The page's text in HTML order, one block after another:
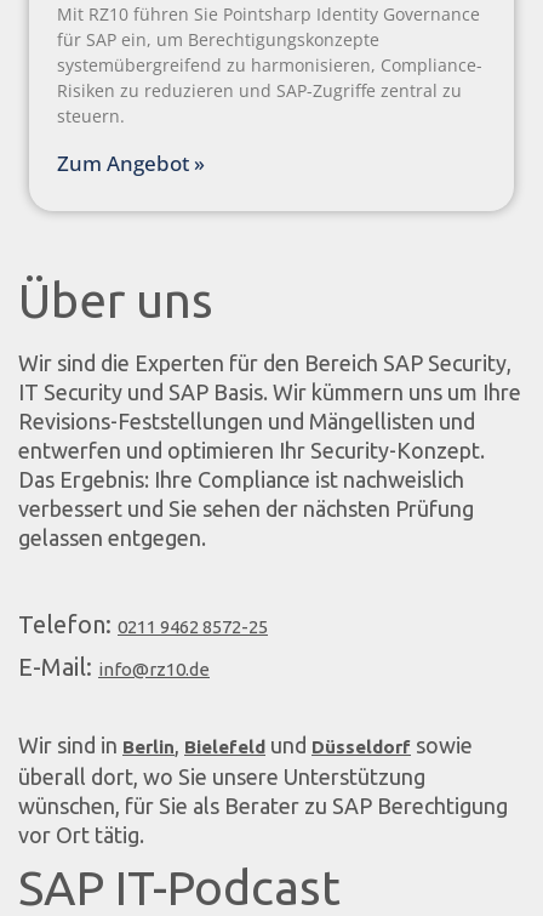
Mit RZ10 führen Sie Pointsharp Identity Governance
für SAP ein, um Berechtigungskonzepte
systemübergreifend zu harmonisieren, Compliance-
Risiken zu reduzieren und SAP-Zugriffe zentral zu
steuern.
Zum Angebot »
Über uns
Wir sind die Experten für den Bereich SAP Security,
IT Security und SAP Basis. Wir kümmern uns um Ihre
Revisions-Feststellungen und Mängellisten und
entwerfen und optimieren Ihr Security-Konzept.
Das Ergebnis: Ihre Compliance ist nachweislich
verbessert und Sie sehen der nächsten Prüfung
gelassen entgegen.
Telefon: 0211 9462 8572-25
E-Mail: info@rz10.de
Wir sind in Berlin, Bielefeld und Düsseldorf sowie
überall dort, wo Sie unsere Unterstützung
wünschen, für Sie als Berater zu SAP Berechtigung
vor Ort tätig.
SAP IT-Podcast